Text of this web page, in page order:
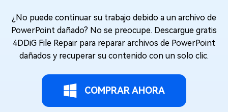
¿No puede continuar su trabajo debido a un archivo de
PowerPoint dañado? No se preocupe. Descargue gratis
4DDiG File Repair para reparar archivos de PowerPoint
dañados y recuperar su contenido con un solo clic.
COMPRAR AHORA